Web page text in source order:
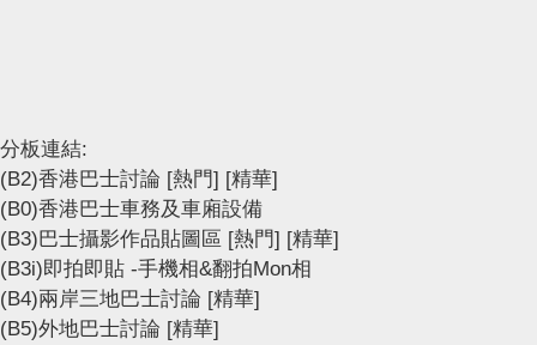
分板連結:
(B2)香港巴士討論 [熱門] [精華]
(B0)香港巴士車務及車廂設備
(B3)巴士攝影作品貼圖區 [熱門] [精華]
(B3i)即拍即貼 -手機相&翻拍Mon相
(B4)兩岸三地巴士討論 [精華]
(B5)外地巴士討論 [精華]